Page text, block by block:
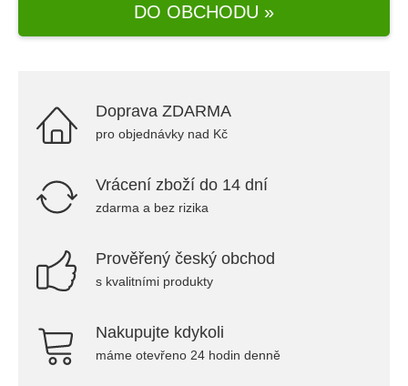
DO OBCHODU »
Doprava ZDARMA
pro objednávky nad Kč
Vrácení zboží do 14 dní
zdarma a bez rizika
Prověřený český obchod
s kvalitními produkty
Nakupujte kdykoli
máme otevřeno 24 hodin denně